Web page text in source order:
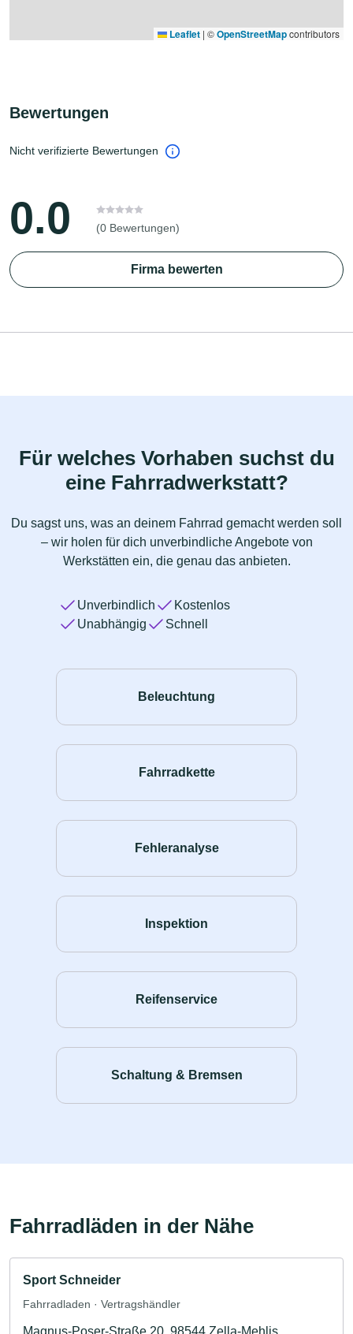
Leaflet | ©OpenStreetMapcontributors
Bewertungen
Nicht verifizierte Bewertungen
0.0 (0 Bewertungen)
Firma bewerten
Für welches Vorhaben suchst du
eine Fahrradwerkstatt?
Du sagst uns, was an deinem Fahrrad gemacht werden soll
– wir holen für dich unverbindliche Angebote von
Werkstätten ein, die genau das anbieten.
Unverbindlich
Kostenlos
Unabhängig
Schnell
Beleuchtung
Fahrradkette
Fehleranalyse
Inspektion
Reifenservice
Schaltung & Bremsen
Fahrradläden in der Nähe
Sport Schneider
Fahrradladen · Vertragshändler
Magnus-Poser-Straße 20, 98544 Zella-Mehlis